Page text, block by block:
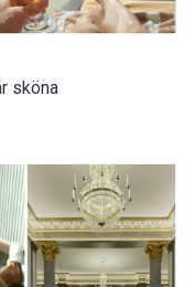
sköna